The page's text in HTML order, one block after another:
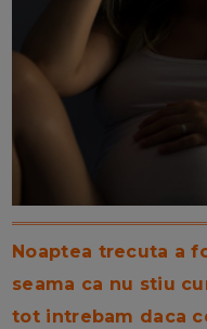
Noaptea trecuta a
seama ca nu stiu
tot intrebam daca